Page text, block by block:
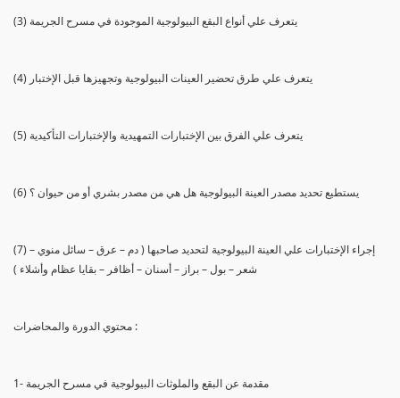
(3) يتعرف علي أنواع البقع البيولوجية الموجودة في مسرح الجريمة
(4) يتعرف علي طرق تحضير العينات البيولوجية وتجهيزها قبل الإختبار
(5) يتعرف علي الفرق بين الإختبارات التمهيدية والإختبارات التأكيدية
(6) يستطيع تحديد مصدر العينة البيولوجية هل هي من مصدر بشري أو من حيوان ؟
(7) إجراء الإختبارات علي العينة البيولوجية لتحديد صاحبها ( دم – عرق – سائل منوي –
شعر – بول – براز – أسنان – أظافر – بقايا عظام وأشلاء )
محتوي الدورة والمحاضرات :
1- مقدمة عن البقع والملوثات البيولوجية في مسرح الجريمة